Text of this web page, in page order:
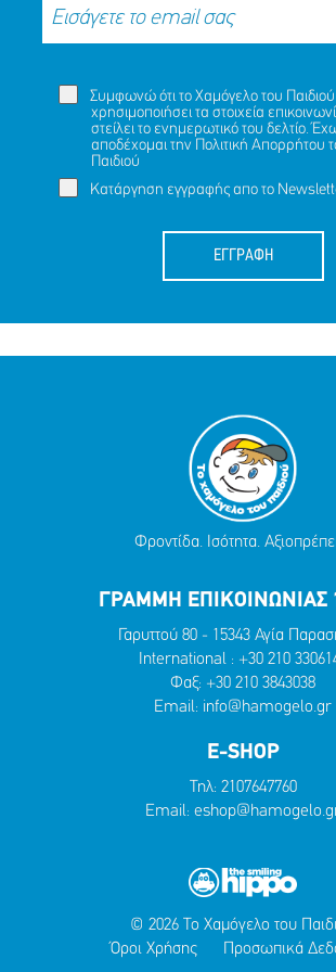
Συμφωνώ ότι το Χαμόγελο του
χρησιμοποιήσει τα στοιχεία
στείλει το ενημερωτικό του δελτίο.
αποδέχομαι την Πολιτική Απορρήτου
Παιδιού
Κατάργηση εγγραφής απο το
ΕΓΓΡΑΦΗ
Φροντίδα. Ισότητα.
ΓΡΑΜΜΗ ΕΠΙΚΟΙΝΩΝΙΑΣ
Γαρυττού 80 - 15343 Αγία
International : +30 210
Φαξ: +30 210 3843038
Email: info@hamogelo.gr
E-SHOP
Τηλ: 2107647760
Email:
© 2026 Το Χαμόγελο του
Όροι Χρήσης
Προσωπικά